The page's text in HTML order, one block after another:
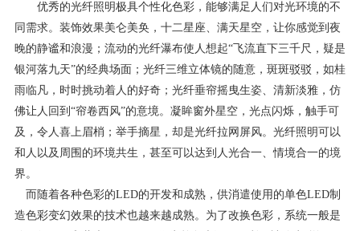
优秀的光纤照明极具个性化色彩，能够满足人们对光环境的不
同需求。装饰效果美仑美奂，十二星座、满天星空，让你感觉到夜
晚的静谧和浪漫；流动的光纤瀑布使人想起“飞流直下三千尺，疑是
银河落九天”的经典场面；光纤三维立体镜的随意，斑斑驳驳，如桂
雨临凡，时时挑动着人的好奇；光纤垂帘摇曳生姿、清新淡雅，仿
佛让人回到“帘卷西风”的意境。凝眸窗外星空，光点闪烁，触手可
及，令人喜上眉梢；举手摘星，却是光纤拉网屏风。光纤照明可以
和人以及周围的环境共生，甚至可以达到人光合一、情境合一的境
界。
而随着各种色彩的LED的开发和成熟，供消遣使用的单色LED制
造色彩变幻效果的技术也越来越成熟。为了改换色彩，系统一般是